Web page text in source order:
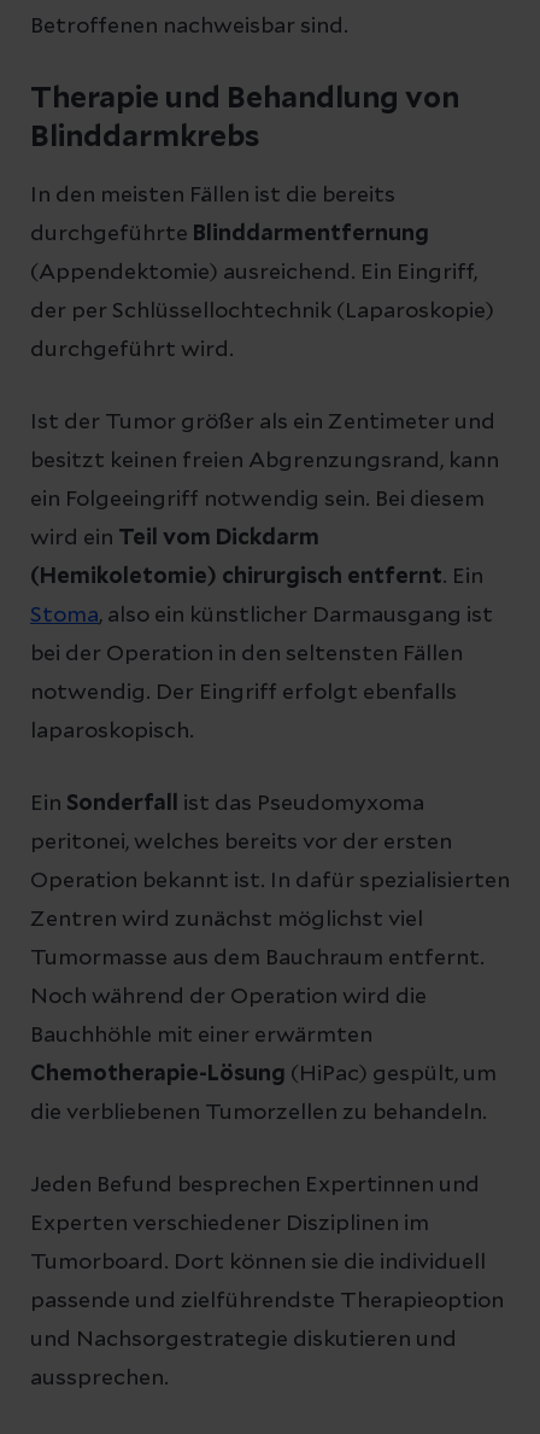
Betroffenen nachweisbar sind.
Therapie und Behandlung von
Blinddarmkrebs
In den meisten Fällen ist die bereits
durchgeführte Blinddarmentfernung
(Appendektomie) ausreichend. Ein Eingriff,
der per Schlüssellochtechnik (Laparoskopie)
durchgeführt wird.
Ist der Tumor größer als ein Zentimeter und
besitzt keinen freien Abgrenzungsrand, kann
ein Folgeeingriff notwendig sein. Bei diesem
wird ein Teil vom Dickdarm
(Hemikoletomie) chirurgisch entfernt. Ein
Stoma, also ein künstlicher Darmausgang ist
bei der Operation in den seltensten Fällen
notwendig. Der Eingriff erfolgt ebenfalls
laparoskopisch.
Ein Sonderfall ist das Pseudomyxoma
peritonei, welches bereits vor der ersten
Operation bekannt ist. In dafür spezialisierten
Zentren wird zunächst möglichst viel
Tumormasse aus dem Bauchraum entfernt.
Noch während der Operation wird die
Bauchhöhle mit einer erwärmten
Chemotherapie-Lösung (HiPac) gespült, um
die verbliebenen Tumorzellen zu behandeln.
Jeden Befund besprechen Expertinnen und
Experten verschiedener Disziplinen im
Tumorboard. Dort können sie die individuell
passende und zielführendste Therapieoption
und Nachsorgestrategie diskutieren und
aussprechen.